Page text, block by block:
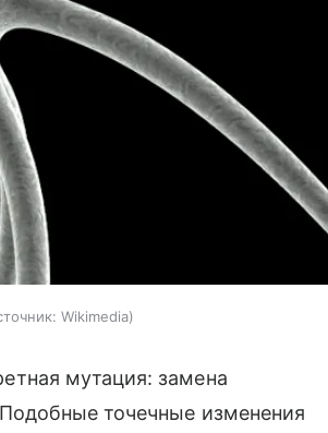
Wikimedia
мутация: замена
точечные изменения